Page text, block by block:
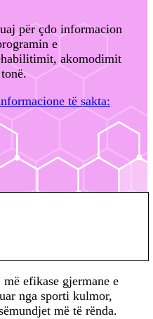
për çdo informacion
e
akomodimit
të sakta:
efikase gjermane e
nga sporti kulmor,
më të rënda.